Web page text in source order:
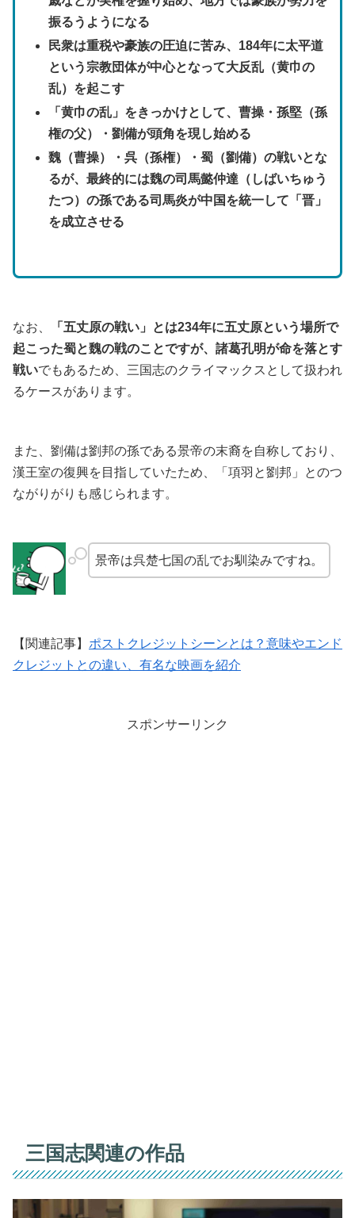
振るうようになる
民衆は重税や豪族の圧迫に苦み、184年に太平道
という宗教団体が中心となって大反乱（黄巾の
乱）を起こす
「黄巾の乱」をきっかけとして、曹操・孫堅（孫
権の父）・劉備が頭角を現し始める
魏（曹操）・呉（孫権）・蜀（劉備）の戦いとな
るが、最終的には魏の司馬懿仲達（しばいちゅう
たつ）の孫である司馬炎が中国を統一して「晋」
を成立させる
なお、
「五丈原の戦い」とは234年に五丈原という場所で
起こった蜀と魏の戦のことですが、諸葛孔明が命を落とす
戦いでもあるため、三国志のクライマックスとして扱われ
るケースがあります。
また、劉備は劉邦の孫である景帝の末裔を自称しており、
漢王室の復興を目指していたため、「項羽と劉邦」とのつ
ながりがりも感じられます。
景帝は呉楚七国の乱でお馴染みですね。
【関連記事】 ポストクレジットシーンとは？意味やエンド
クレジットとの違い、有名な映画を紹介
スポンサーリンク
三国志関連の作品